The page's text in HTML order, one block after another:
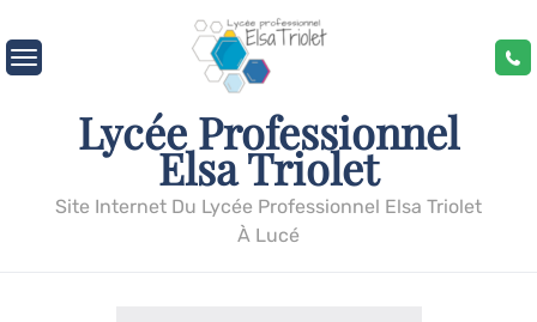
to
content
Lycée Professionnel
Elsa Triolet
Site Internet Du Lycée Professionnel Elsa Triolet
À Lucé